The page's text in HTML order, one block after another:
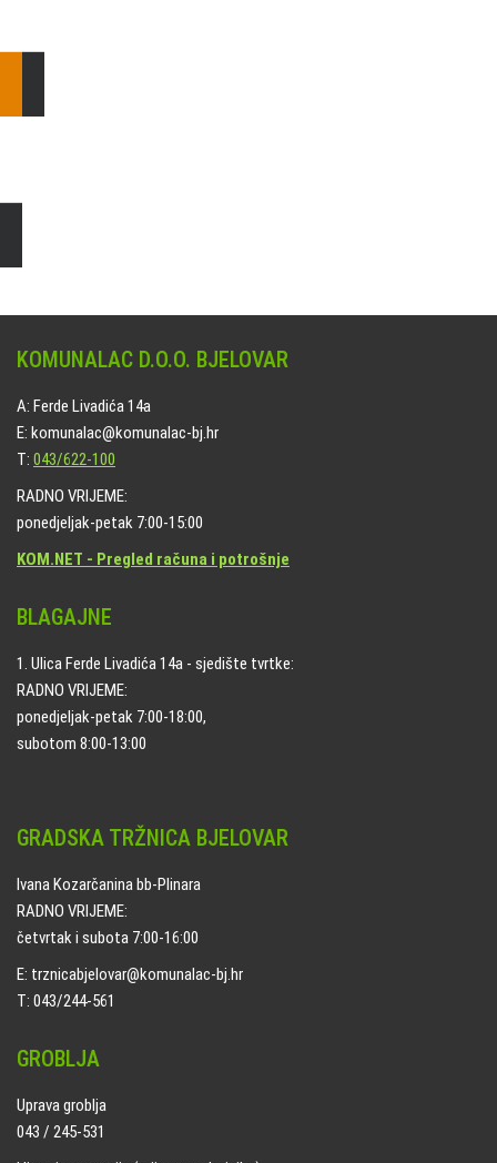
KOMUNALAC D.O.O. BJELOVAR
A: Ferde Livadića 14a
E: komunalac@komunalac-bj.hr
T: 043/622-100
RADNO VRIJEME:
ponedjeljak-petak 7:00-15:00
KOM.NET - Pregled računa i potrošnje
BLAGAJNE
1. Ulica Ferde Livadića 14a - sjedište tvrtke:
RADNO VRIJEME:
ponedjeljak-petak 7:00-18:00,
subotom 8:00-13:00
GRADSKA TRŽNICA BJELOVAR
Ivana Kozarčanina bb-Plinara
RADNO VRIJEME:
četvrtak i subota 7:00-16:00
E: trznicabjelovar@komunalac-bj.hr
T: 043/244-561
GROBLJA
Uprava groblja
043 / 245-531